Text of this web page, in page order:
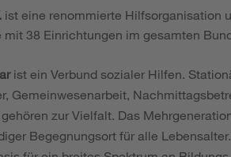
ist eine renommierte Hilfsorganisation
mit 38 Einrichtungen im gesamten
ist ein Verbund sozialer Hilfen.
Gemeinwesenarbeit,
zur Vielfalt. Das
Begegnungsort für alle